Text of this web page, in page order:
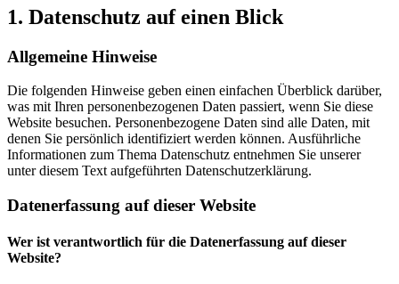
1. Datenschutz auf einen Blick
Allgemeine Hinweise
Die folgenden Hinweise geben einen einfachen Überblick darüber,
was mit Ihren personenbezogenen Daten passiert, wenn Sie diese
Website besuchen. Personenbezogene Daten sind alle Daten, mit
denen Sie persönlich identifiziert werden können. Ausführliche
Informationen zum Thema Datenschutz entnehmen Sie unserer
unter diesem Text aufgeführten Datenschutzerklärung.
Datenerfassung auf dieser Website
Wer ist verantwortlich für die Datenerfassung auf dieser
Website?